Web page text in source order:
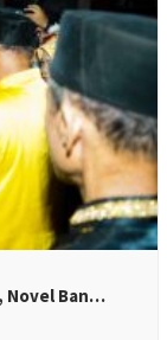
Novel Ban…